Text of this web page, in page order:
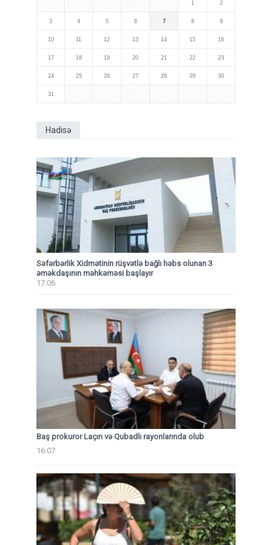
1 2
3 4 5 6 7 8 9
10 11 12 13 14 15 16
17 18 19 20 21 22 23
24 25 26 27 28 29 30
31
Hadisə
Səfərbərlik Xidmətinin rüşvətlə bağlı həbs olunan 3
əməkdaşının məhkəməsi başlayır
17:06
Baş prokuror Laçın və Qubadlı rayonlarında olub
16:07